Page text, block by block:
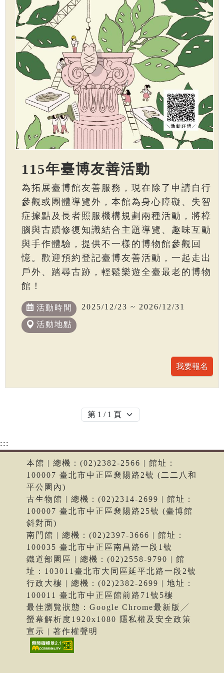
115年臺博友善活動
為拓展臺博館友善服務，現在除了申請自行
參觀或團體導覽外，本館為身心障礙、失智
症據點及長者照服機構規劃兩種活動，將樟
腦與古蹟修復知識結合主題導覽、趣味互動
與手作體驗，提供不一樣的博物館參觀回
憶。歡迎預約登記臺博友善活動，一起走出
戶外、踏尋古跡，輕鬆樂遊全臺最老的博物
館！
活動時間 2025/12/23 ~ 2026/12/31
活動地點
:::
本館 | 總機：(02)2382-2566 | 館址：
100007 臺北市中正區襄陽路2號 (二二八和
平公園內)
古生物館 | 總機：(02)2314-2699 | 館址：
100007 臺北市中正區襄陽路25號 (臺博館
斜對面)
南門館 | 總機：(02)2397-3666 | 館址：
100035 臺北市中正區南昌路一段1號
鐵道部園區 | 總機：(02)2558-9790 | 館
址：103011臺北市大同區延平北路一段2號
行政大樓 | 總機：(02)2382-2699 | 地址：
100011 臺北市中正區館前路71號5樓
最佳瀏覽狀態：Google Chrome最新版╱
螢幕解析度1920x1080 隱私權及安全政策
宣示 | 著作權聲明